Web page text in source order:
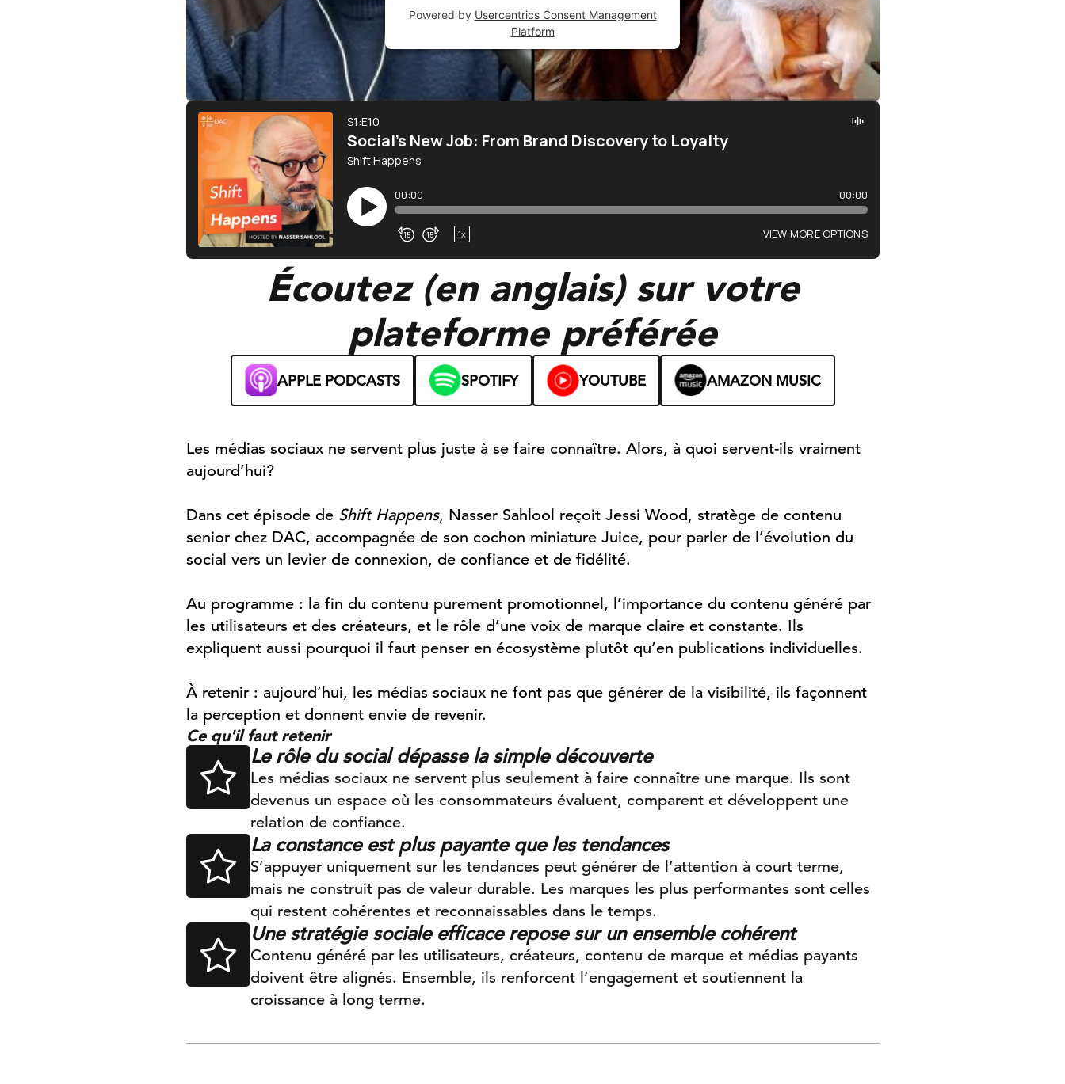
Powered by Usercentrics Consent Management
Platform
Écoutez (en anglais) sur votre
plateforme préférée
APPLE PODCASTS SPOTIFY YOUTUBE AMAZON MUSIC
Les médias sociaux ne servent plus juste à se faire connaître. Alors, à quoi servent-ils vraiment
aujourd’hui?
Dans cet épisode de Shift Happens, Nasser Sahlool reçoit Jessi Wood, stratège de contenu
senior chez DAC, accompagnée de son cochon miniature Juice, pour parler de l’évolution du
social vers un levier de connexion, de confiance et de fidélité.
Au programme : la fin du contenu purement promotionnel, l’importance du contenu généré par
les utilisateurs et des créateurs, et le rôle d’une voix de marque claire et constante. Ils
expliquent aussi pourquoi il faut penser en écosystème plutôt qu’en publications individuelles.
À retenir : aujourd’hui, les médias sociaux ne font pas que générer de la visibilité, ils façonnent
la perception et donnent envie de revenir.
Ce qu'il faut retenir
Le rôle du social dépasse la simple découverte
Les médias sociaux ne servent plus seulement à faire connaître une marque. Ils sont
devenus un espace où les consommateurs évaluent, comparent et développent une
relation de confiance.
La constance est plus payante que les tendances
S’appuyer uniquement sur les tendances peut générer de l’attention à court terme,
mais ne construit pas de valeur durable. Les marques les plus performantes sont celles
qui restent cohérentes et reconnaissables dans le temps.
Une stratégie sociale efficace repose sur un ensemble cohérent
Contenu généré par les utilisateurs, créateurs, contenu de marque et médias payants
doivent être alignés. Ensemble, ils renforcent l’engagement et soutiennent la
croissance à long terme.